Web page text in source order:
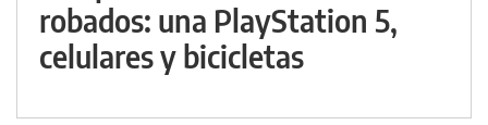
robados: una PlayStation 5,
celulares y bicicletas